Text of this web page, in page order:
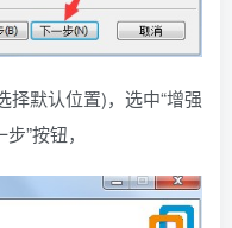
择默认位置)，选中“增强
”按钮，